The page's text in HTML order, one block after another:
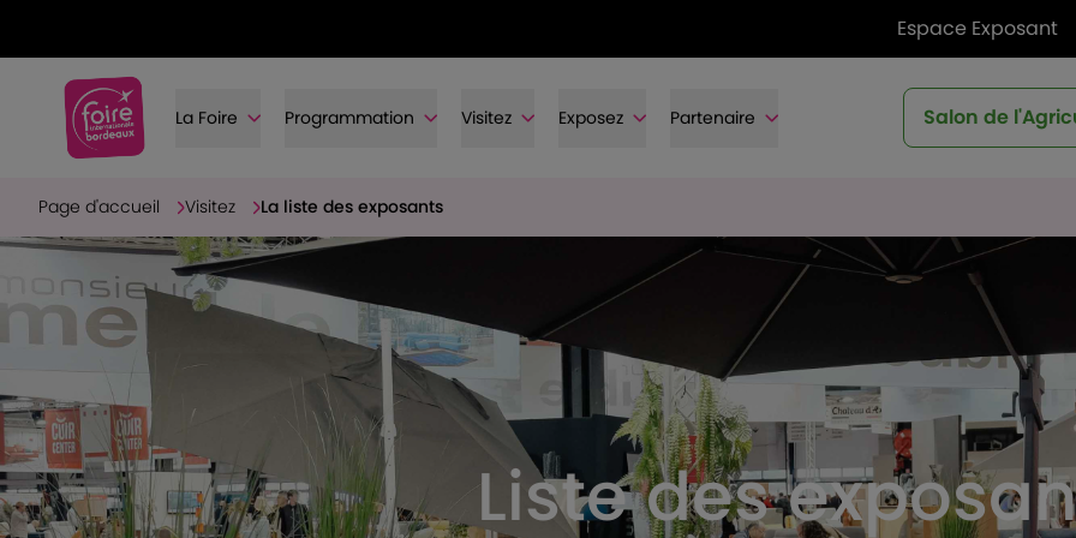
Espace Exposant
La Foire Programmation Visitez Exposez Partenaire Salon de
Page d'accueil Visitez La liste des exposants
Liste des